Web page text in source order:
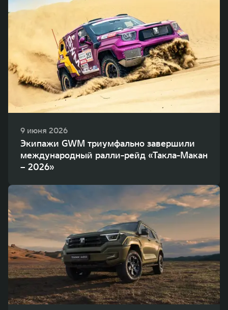
9 июня 2026
Экипажи GWM триумфально завершили
международный ралли-рейд «Такла-Макан
– 2026»